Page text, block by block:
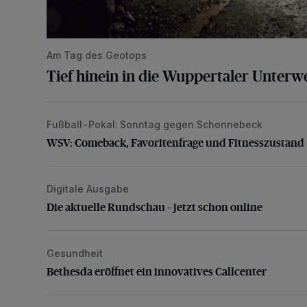
Am Tag des Geotops
Tief hinein in die Wuppertaler
WSV: Comeback, Favoritenfrage und
Fußball-Pokal: Sonntag gegen Schonnebeck
WSV: Comeback, Favoritenfrage und Fitnesszustand
Die aktuelle Rundschau – jetzt schon online
Digitale Ausgabe
Die aktuelle Rundschau – jetzt schon online
Bethesda eröffnet ein innovatives Callcenter
Gesundheit
Bethesda eröffnet ein innovatives Callcenter